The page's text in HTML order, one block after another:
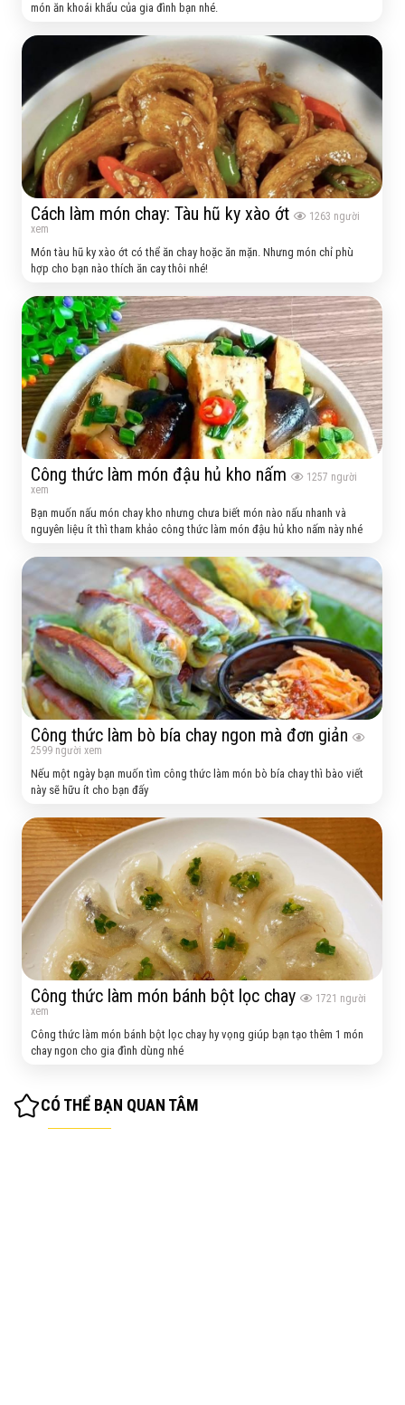
món ăn khoái khẩu của gia đình bạn nhé.
Cách làm món chay: Tàu hũ ky xào ớt 1263 người
xem
Món tàu hũ ky xào ớt có thể ăn chay hoặc ăn mặn. Nhưng món chỉ phù
hợp cho bạn nào thích ăn cay thôi nhé!
Công thức làm món đậu hủ kho nấm 1257 người
xem
Bạn muốn nấu món chay kho nhưng chưa biết món nào nấu nhanh và
nguyên liệu ít thì tham khảo công thức làm món đậu hủ kho nấm này nhé
Công thức làm bò bía chay ngon mà đơn giản
2599 người xem
Nếu một ngày bạn muốn tìm công thức làm món bò bía chay thì bào viết
này sẽ hữu ít cho bạn đấy
Công thức làm món bánh bột lọc chay 1721 người
xem
Công thức làm món bánh bột lọc chay hy vọng giúp bạn tạo thêm 1 món
chay ngon cho gia đình dùng nhé
CÓ THỂ BẠN QUAN TÂM